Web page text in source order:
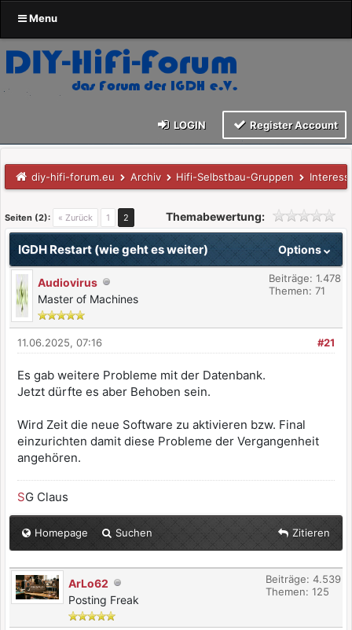
Menu
LOGIN Register Account
diy-hifi-forum.eu Archiv Hifi-Selbstbau-Gruppen
Seiten (2): « Zurück 1 2 Themabewertung:
Options
IGDH Restart (wie geht es weiter)
Audiovirus
Master of Machines
Beiträge: 1.478
Themen: 71
#21
11.06.2025, 07:16
Es gab weitere Probleme mit der Datenbank.
Jetzt dürfte es aber Behoben sein.
Wird Zeit die neue Software zu aktivieren bzw. Final
einzurichten damit diese Probleme der Vergangenheit
angehören.
SG Claus
Homepage Suchen Zitieren
ArLo62
Posting Freak
Beiträge: 4.539
Themen: 125